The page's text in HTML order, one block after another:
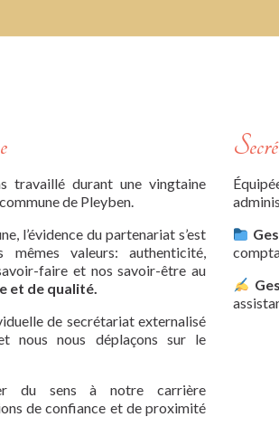
travaillé durant une vingtaine
de Pleyben.
l’évidence du partenariat s’est
valeurs: authenticité,
faire et nos savoir-être au
et de qualité.
de secrétariat externalisé
nous nous déplaçons sur le
du sens à notre carrière
de confiance et de proximité